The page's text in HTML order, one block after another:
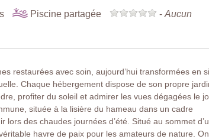
Piscine partagée - Aucun
restaurées avec soin, aujourd’hui transformées en
Chaque hébergement dispose de son propre
profiter du soleil et admirer les vues dégagées le
située à la lisière du hameau dans un cadre
des chaudes journées d’été. Situé au sommet
havre de paix pour les amateurs de nature.